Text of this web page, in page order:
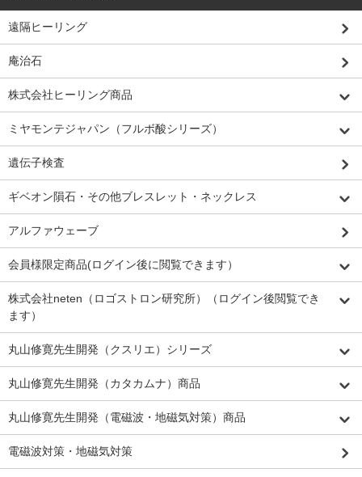
遠隔ヒーリング
庵治石
株式会社ヒーリング商品
ミヤモンテジャパン（フルボ酸シリーズ）
遺伝子検査
ギベオン隕石・その他ブレスレット・ネックレス
アルファウェーブ
会員様限定商品(ログイン後に閲覧できます）
株式会社neten（ロゴストロン研究所）（ログイン後閲覧でき
ます）
丸山修寛先生開発（クスリエ）シリーズ
丸山修寛先生開発（カタカムナ）商品
丸山修寛先生開発（電磁波・地磁気対策）商品
電磁波対策・地磁気対策